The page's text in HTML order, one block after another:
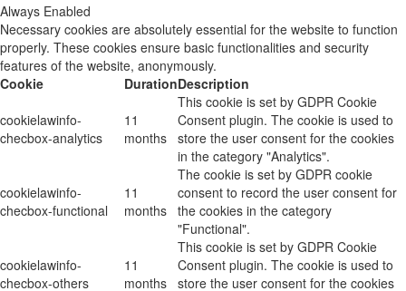
Always Enabled
Necessary cookies are absolutely essential for the website to function
properly. These cookies ensure basic functionalities and security
features of the website, anonymously.
Cookie
DurationDescription
cookielawinfo-
checbox-analytics
11
months
This cookie is set by GDPR Cookie
Consent plugin. The cookie is used to
store the user consent for the cookies
in the category "Analytics".
cookielawinfo-
checbox-functional
11
months
The cookie is set by GDPR cookie
consent to record the user consent for
the cookies in the category
"Functional".
cookielawinfo-
checbox-others
11
months
This cookie is set by GDPR Cookie
Consent plugin. The cookie is used to
store the user consent for the cookies